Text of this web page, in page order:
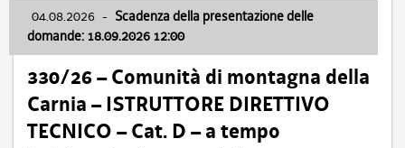
04.08.2026 - Scadenza della presentazione delle
domande: 18.09.2026 12:00
330/26 – Comunità di montagna della
Carnia – ISTRUTTORE DIRETTIVO
TECNICO – Cat. D – a tempo